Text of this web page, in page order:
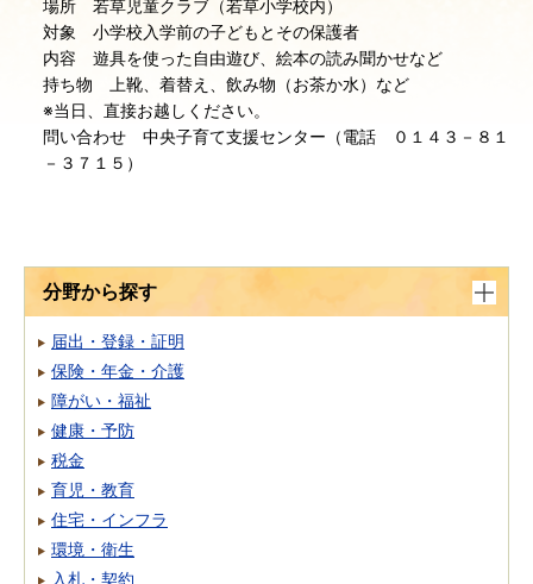
場所 若草児童クラブ（若草小学校内）
対象 小学校入学前の子どもとその保護者
内容 遊具を使った自由遊び、絵本の読み聞かせなど
持ち物 上靴、着替え、飲み物（お茶か水）など
※当日、直接お越しください。
問い合わせ 中央子育て支援センター（電話 ０１４３－８１
－３７１５）
分野から探す
届出・登録・証明
保険・年金・介護
障がい・福祉
健康・予防
税金
育児・教育
住宅・インフラ
環境・衛生
入札・契約